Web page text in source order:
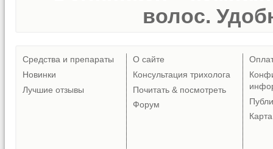
волос.
Средства и препараты
Новинки
Лучшие отзывы
О сайте
Консультация трихолога
Почитать & посмотреть
Форум